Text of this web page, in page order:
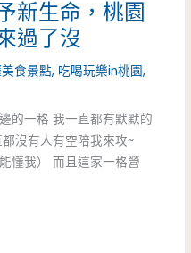
新生命，桃園
過了沒
食景點, 吃喝玩樂in桃園,
的一格 我一直都有默默的
沒有人有空陪我來攻~
懂我） 而且這家一格營